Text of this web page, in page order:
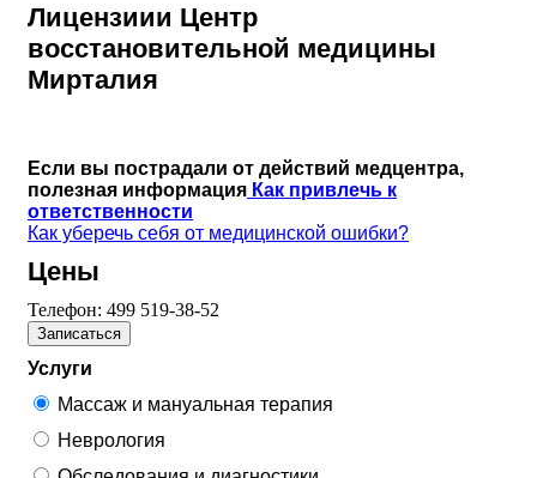
Лицензиии Центр
восстановительной медицины
Мирталия
Если вы пострадали от действий медцентра,
полезная информация Как привлечь к
ответственности
Как уберечь себя от медицинской ошибки?
Цены
Телефон: 499 519-38-52
Записаться
Услуги
Массаж и мануальная терапия
Неврология